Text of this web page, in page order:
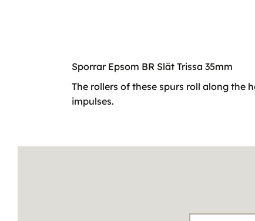
Sporrar Epsom BR Slät Trissa 35mm
The rollers of these spurs roll along the
impulses.